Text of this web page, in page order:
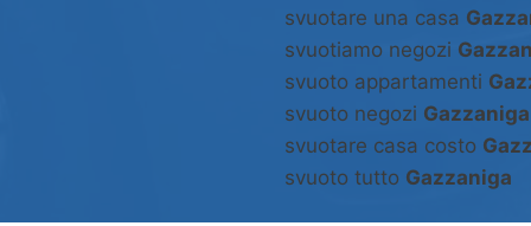
svuotare una casa
svuotiamo negozi
svuoto appartamenti
svuoto negozi Gazzaniga
svuotare casa costo
svuoto tutto Gazzaniga